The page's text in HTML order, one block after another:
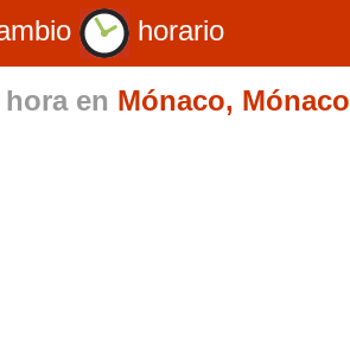
horario
en Mónaco, Mónaco